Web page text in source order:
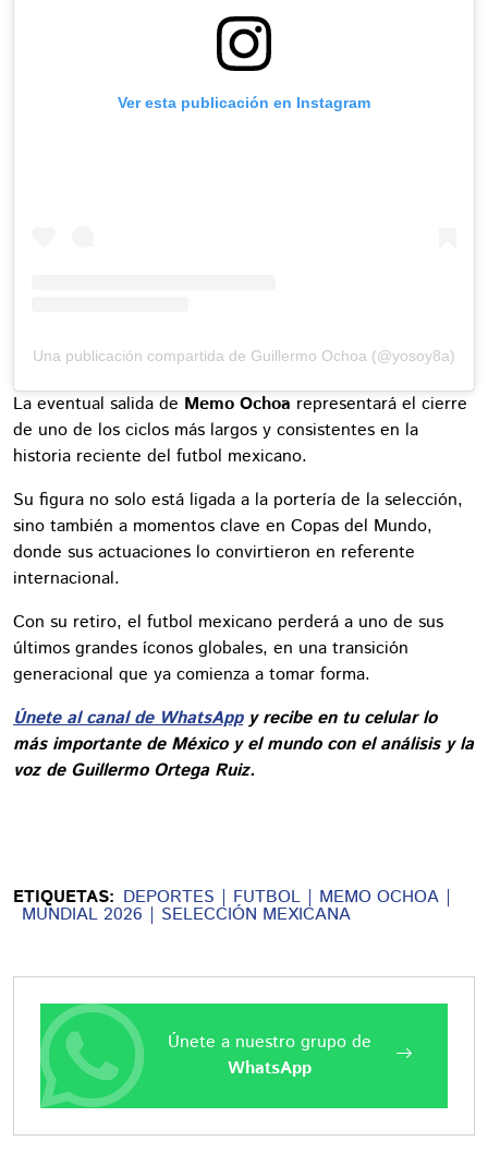
Ver esta publicación en Instagram
Una publicación compartida de Guillermo Ochoa (@yosoy8a)
La eventual salida de Memo Ochoa representará el cierre
de uno de los ciclos más largos y consistentes en la
historia reciente del futbol mexicano.
Su figura no solo está ligada a la portería de la selección,
sino también a momentos clave en Copas del Mundo,
donde sus actuaciones lo convirtieron en referente
internacional.
Con su retiro, el futbol mexicano perderá a uno de sus
últimos grandes íconos globales, en una transición
generacional que ya comienza a tomar forma.
Únete al canal de WhatsAppy recibe en tu celular lo
más importante de México y el mundo con el análisis y la
voz de Guillermo Ortega Ruiz.
ETIQUETAS: DEPORTES FUTBOL MEMO OCHOA
MUNDIAL 2026 SELECCIÓN MEXICANA
Únete a nuestro grupo de
WhatsApp